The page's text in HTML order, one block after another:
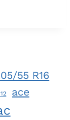
55 R16
ace